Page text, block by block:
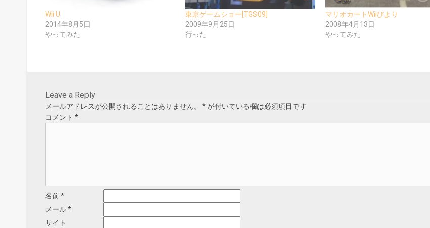
く
だ
さ
い
(
で
開
き
ま
す
)
ン
ド
ウ
で
Wii U
2014年8月5日
やってみた
東京ゲームショー[TGS09]
2009年9月25日
行った
マリオカートWiiびより
2008年4月13日
やってみた
Leave a Reply
メールアドレスが公開されることはありません。 * が付いている欄は必須項目です
コメント*
名前*
メール*
サイト